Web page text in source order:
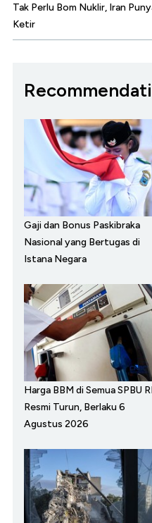
Tak Perlu Bom Nuklir, Iran
Ketir
Gaji dan Bonus Paskibraka
Nasional yang Bertugas di
Istana Negara
Harga BBM di Semua SPBU RI
Resmi Turun, Berlaku 6
Agustus 2026